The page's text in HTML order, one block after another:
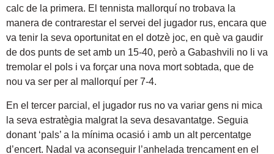
calc de la primera. El tennista mallorquí no trobava la
manera de contrarestar el servei del jugador rus, encara que
va tenir la seva oportunitat en el dotzè joc, en què va gaudir
de dos punts de set amb un 15-40, però a Gabashvili no li va
tremolar el pols i va forçar una nova mort sobtada, que de
nou va ser per al mallorquí per 7-4.
En el tercer parcial, el jugador rus no va variar gens ni mica
la seva estratègia malgrat la seva desavantatge. Seguia
donant ‘pals’ a la mínima ocasió i amb un alt percentatge
d’encert. Nadal va aconseguir l’anhelada trencament en el